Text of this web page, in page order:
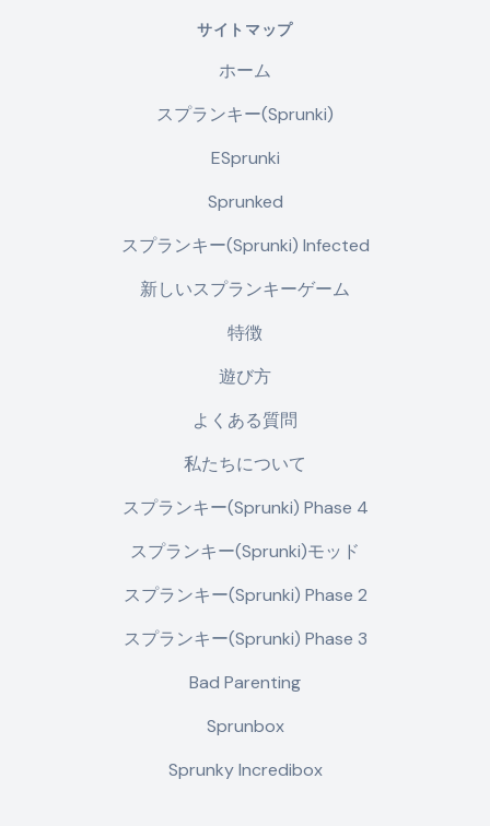
サイトマップ
ホーム
スプランキー(Sprunki)
ESprunki
Sprunked
スプランキー(Sprunki) Infected
新しいスプランキーゲーム
特徴
遊び方
よくある質問
私たちについて
スプランキー(Sprunki) Phase 4
スプランキー(Sprunki)モッド
スプランキー(Sprunki) Phase 2
スプランキー(Sprunki) Phase 3
Bad Parenting
Sprunbox
Sprunky Incredibox